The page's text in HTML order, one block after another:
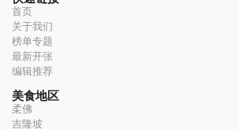
首页
关于我们
榜单专题
最新开张
编辑推荐
美食地区
柔佛
吉隆坡